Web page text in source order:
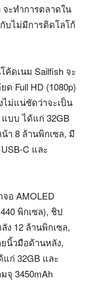
ะทำการตลาดใน
บไม่มีการติดโลโก้
ดเนม Sailfish จะ
Full HD (1080p)
ไม่แน่ชัดว่าจะเป็น
บบ ได้แก่ 32GB
า 8 ล้านพิกเซล, มี
C และ
อ AMOLED
พิกเซล), ชิป
ง 12 ล้านพิกเซล,
นิ้วมือด้านหลัง,
ก่ 32GB และ
จุ 3450mAh